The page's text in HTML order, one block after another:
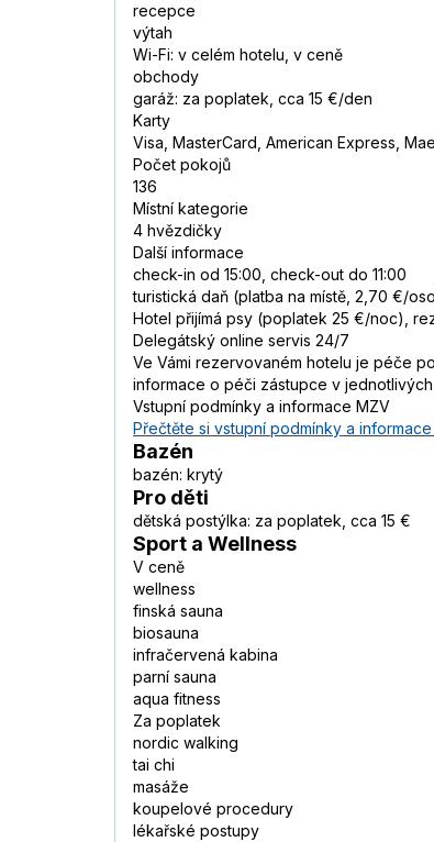
recepce
výtah
Wi-Fi: v celém hotelu, v ceně
obchody
garáž: za poplatek, cca 15 €/den
Karty
Visa, MasterCard, American Express,
Počet pokojů
136
Místní kategorie
4 hvězdičky
Další informace
check-in od 15:00, check-out do 11:00
turistická daň (platba na místě, 2,70 €/
Hotel přijímá psy (poplatek 25 €/noc),
Delegátský online servis 24/7
Ve Vámi rezervovaném hotelu je péče
informace o péči zástupce v
Vstupní podmínky a informace MZV
Přečtěte si vstupní podmínky a
Bazén
bazén: krytý
Pro děti
dětská postýlka: za poplatek, cca 15 €
Sport a Wellness
V ceně
wellness
finská sauna
biosauna
infračervená kabina
parní sauna
aqua fitness
Za poplatek
nordic walking
tai chi
masáže
koupelové procedury
lékařské postupy